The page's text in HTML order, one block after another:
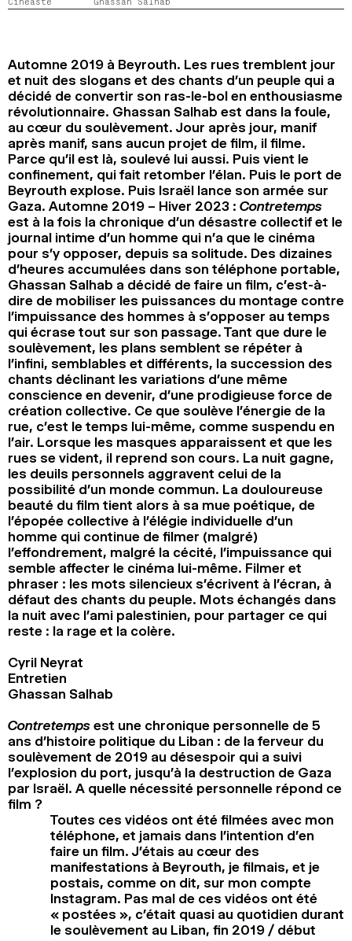
2024
2022
2020
2018
Automne 2019 à Beyrouth. Les rues tremblent jour
et nuit des slogans et des chants d’un peuple qui a
décidé de convertir son ras-le-bol en enthousiasme
révolutionnaire. Ghassan Salhab est dans la foule,
au cœur du soulèvement. Jour après jour, manif
après manif, sans aucun projet de film, il filme.
Parce qu’il est là, soulevé lui aussi. Puis vient le
confinement, qui fait retomber l’élan. Puis le port de
Beyrouth explose. Puis Israël lance son armée sur
Gaza. Automne 2019 – Hiver 2023 : Contretemps
est à la fois la chronique d’un désastre collectif et le
journal intime d’un homme qui n’a que le cinéma
pour s’y opposer, depuis sa solitude. Des dizaines
d’heures accumulées dans son téléphone portable,
Ghassan Salhab a décidé de faire un film, c’est-à-
dire de mobiliser les puissances du montage contre
l’impuissance des hommes à s’opposer au temps
qui écrase tout sur son passage. Tant que dure le
soulèvement, les plans semblent se répéter à
l’infini, semblables et différents, la succession des
chants déclinant les variations d’une même
conscience en devenir, d’une prodigieuse force de
création collective. Ce que soulève l’énergie de la
rue, c’est le temps lui-même, comme suspendu en
l’air. Lorsque les masques apparaissent et que les
rues se vident, il reprend son cours. La nuit gagne,
les deuils personnels aggravent celui de la
possibilité d’un monde commun. La douloureuse
beauté du film tient alors à sa mue poétique, de
l’épopée collective à l’élégie individuelle d’un
homme qui continue de filmer (malgré)
l’effondrement, malgré la cécité, l’impuissance qui
semble affecter le cinéma lui-même. Filmer et
phraser : les mots silencieux s’écrivent à l’écran, à
défaut des chants du peuple. Mots échangés dans
la nuit avec l’ami palestinien, pour partager ce qui
reste : la rage et la colère.
Cyril Neyrat
Entretien
Ghassan Salhab
Contretemps est une chronique personnelle de 5
ans d’histoire politique du Liban : de la ferveur du
soulèvement de 2019 au désespoir qui a suivi
l’explosion du port, jusqu’à la destruction de Gaza
par Israël. A quelle nécessité personnelle répond ce
film ?
Toutes ces vidéos ont été filmées avec mon
téléphone, et jamais dans l’intention d’en
faire un film. J’étais au cœur des
manifestations à Beyrouth, je filmais, et je
postais, comme on dit, sur mon compte
Instagram. Pas mal de ces vidéos ont été
« postées », c’était quasi au quotidien durant
le soulèvement au Liban, fin 2019 / début